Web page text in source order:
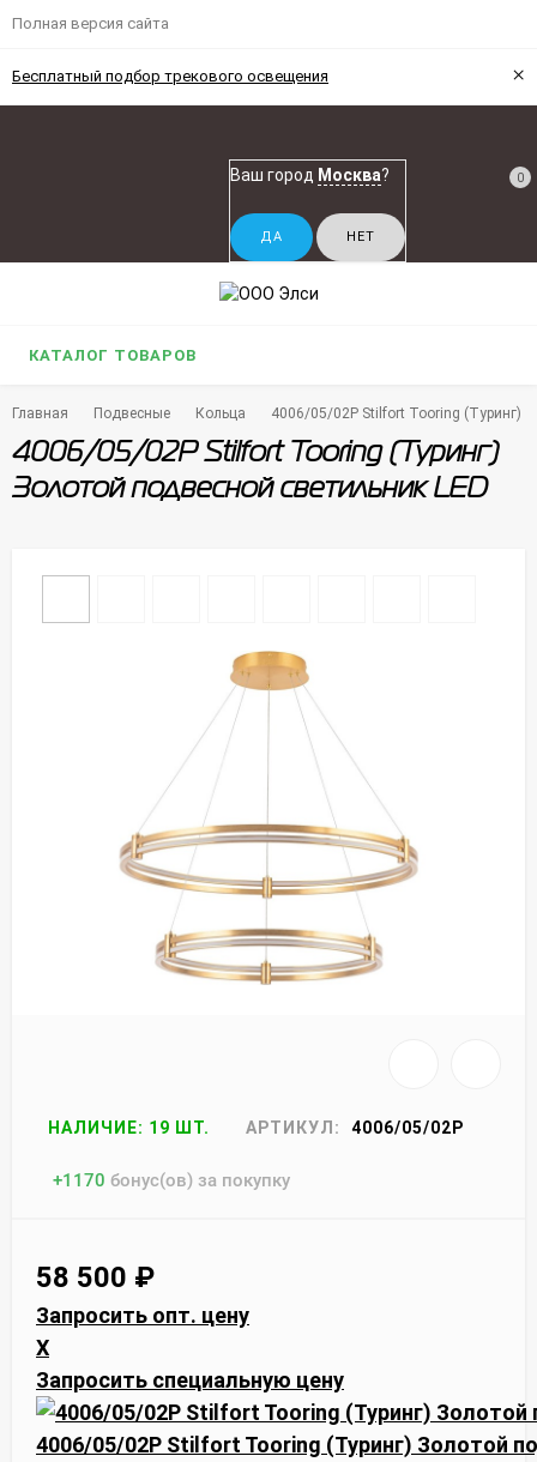
Полная версия сайта
Бесплатный подбор трекового освещения ×
Ваш город Москва? 0
КАТАЛОГ ТОВАРОВ
Главная Подвесные Кольца 4006/05/02P Stilfort Tooring (Туринг)
4006/05/02P Stilfort Tooring (Туринг)
Золотой подвесной светильник LED
НАЛИЧИЕ: 19 ШТ. АРТИКУЛ: 4006/05/02P
+1170 бонус(ов) за покупку
58 500 ₽
Запросить опт. цену
X
Запросить специальную цену
4006/05/02P Stilfort Tooring (Туринг) Золотой